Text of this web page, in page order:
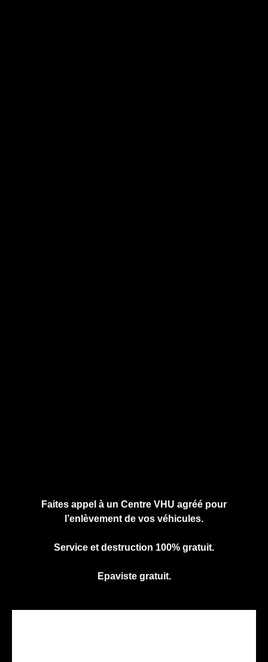
Faites appel à un Centre VHU agréé pour
l’enlèvement de vos véhicules.
Service et destruction 100% gratuit.
Epaviste gratuit.